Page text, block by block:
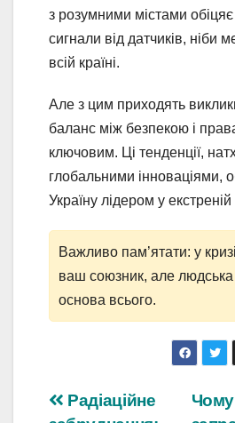
з розумними містами
сигнали від датчиків, ніби
всій країні.
Але з цим приходять
баланс між безпекою і
ключовим. Ці тенденції,
глобальними інноваціями,
Україну лідером у екстреній
Важливо пам’ятати: у
ваш союзник, але людська
основа всього.
Навігація
Радіаційне